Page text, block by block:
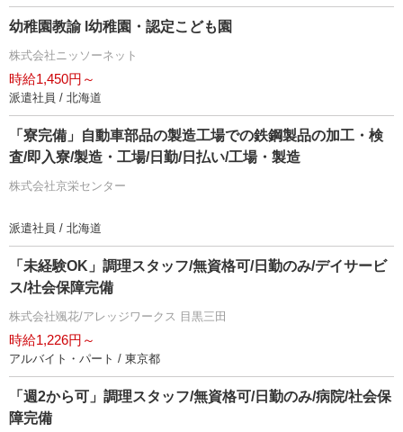
幼稚園教諭 l幼稚園・認定こども園
株式会社ニッソーネット
時給1,450円～
派遣社員 / 北海道
「寮完備」自動車部品の製造工場での鉄鋼製品の加工・検
査/即入寮/製造・工場/日勤/日払い/工場・製造
株式会社京栄センター
派遣社員 / 北海道
「未経験OK」調理スタッフ/無資格可/日勤のみ/デイサービ
ス/社会保障完備
株式会社颯花/アレッジワークス 目黒三田
時給1,226円～
アルバイト・パート / 東京都
「週2から可」調理スタッフ/無資格可/日勤のみ/病院/社会保
障完備